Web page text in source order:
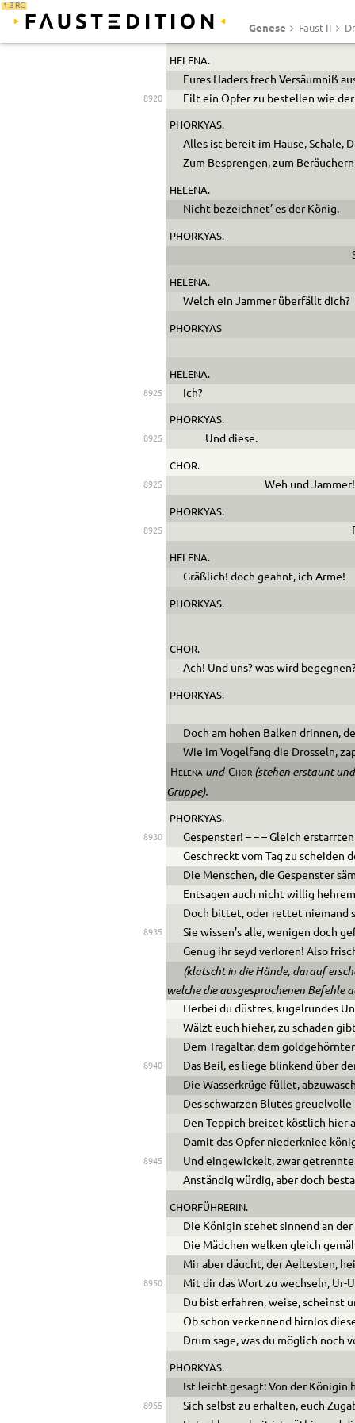
1.3 RC
Genese Faust II
Stehst du nun in deiner Großheit,
Sagt dein Blick, daß du
HELENA.
Eures Haders frech Versäumniß
8920 Eilt ein Opfer zu bestellen wie
PHORKYAS.
Alles ist bereit im Hause, Schale,
Zum Besprengen, zum
HELENA.
Nicht bezeichnet’ es der König.
PHORKYAS.
HELENA.
Welch ein Jammer überfällt dich?
PHORKYAS
HELENA.
8925 Ich?
PHORKYAS.
8925 Und diese.
CHOR.
8925 Weh und Jammer!
PHORKYAS.
8925
HELENA.
Gräßlich! doch geahnt, ich Arme!
PHORKYAS.
CHOR.
Ach! Und uns? was wird
PHORKYAS.
Doch am hohen Balken drinnen,
Wie im Vogelfang die Drosseln,
Helena und Chor(stehen erstaunt
Gruppe).
PHORKYAS.
8930
Gespenster! – – – Gleich
Geschreckt vom Tag zu scheiden
Die Menschen, die Gespenster
Entsagen auch nicht willig
Doch bittet, oder rettet niemand
8935
Sie wissen’s alle, wenigen doch
Genug ihr seyd verloren! Also
(klatscht in die Hände, darauf
welche die ausgesprochenen Befehle
Herbei du düstres, kugelrundes
Wälzt euch hieher, zu schaden
Dem Tragaltar, dem
8940
Das Beil, es liege blinkend über
Die Wasserkrüge füllet,
Des schwarzen Blutes greuelvolle
Den Teppich breitet köstlich hier
Damit das Opfer niederkniee
8945
Und eingewickelt, zwar
Anständig würdig, aber doch
CHORFÜHRERIN.
Die Königin stehet sinnend an der
Die Mädchen welken gleich
Mir aber däucht, der Aeltesten,
8950
Mit dir das Wort zu wechseln, Ur-
Du bist erfahren, weise, scheinst
Ob schon verkennend hirnlos
Drum sage, was du möglich noch
PHORKYAS.
Ist leicht gesagt: Von der Königin
8955
Sich selbst zu erhalten, euch